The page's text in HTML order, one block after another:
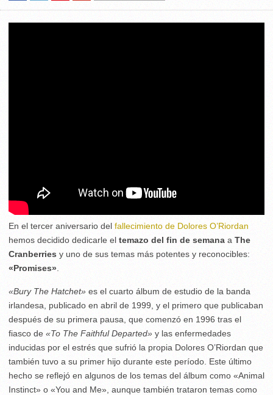
En el tercer aniversario del fallecimiento de Dolores O’Riordan
hemos decidido dedicarle el temazo del fin de semana a The
Cranberries y uno de sus temas más potentes y reconocibles:
«Promises»
«Bury The Hatchet» es el cuarto álbum de estudio de la banda
irlandesa, publicado en abril de 1999, y el primero que publicaban
después de su primera pausa, que comenzó en 1996 tras el
fiasco de «To The Faithful Departed» y las enfermedades
inducidas por el estrés que sufrió la propia Dolores O’Riordan que
también tuvo a su primer hijo durante este período. Este último
hecho se reflejó en algunos de los temas del álbum como «Animal
Instinct» o «You and Me», aunque también trataron temas como